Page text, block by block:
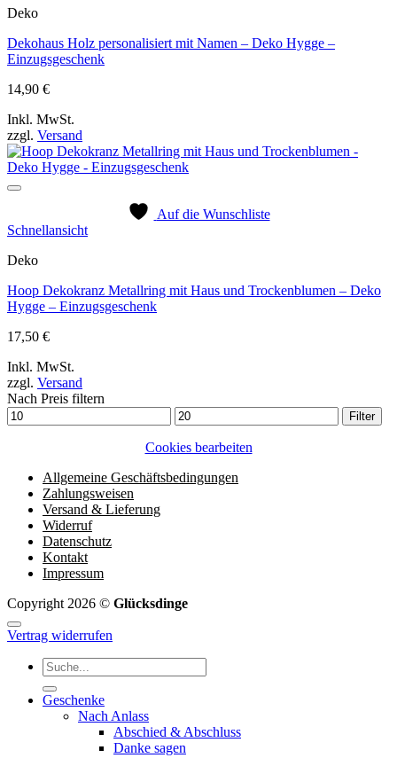
Deko
Dekohaus Holz personalisiert mit Namen – Deko Hygge –
Einzugsgeschenk
14,90 €
Inkl. MwSt.
zzgl. Versand
Auf die Wunschliste
Schnellansicht
Deko
Hoop Dekokranz Metallring mit Haus und Trockenblumen – Deko
Hygge – Einzugsgeschenk
17,50 €
Inkl. MwSt.
zzgl. Versand
Nach Preis filtern
Min.
Preis
Max.
Preis
Filter
Cookies bearbeiten
Allgemeine Geschäftsbedingungen
Zahlungsweisen
Versand & Lieferung
Widerruf
Datenschutz
Kontakt
Impressum
Copyright 2026 © Glücksdinge
Vertrag widerrufen
Suchen
nach:
Geschenke
Nach Anlass
Abschied & Abschluss
Danke sagen